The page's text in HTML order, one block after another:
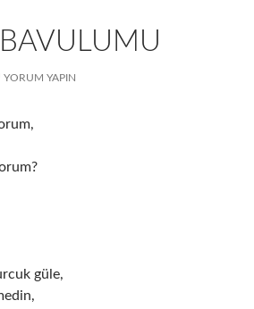
YORUM YAPIN
güle,